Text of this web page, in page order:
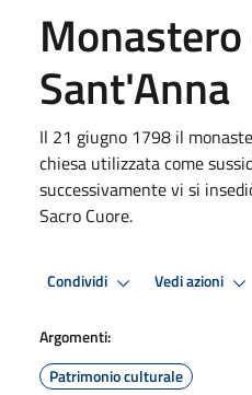
Monastero
Sant'Anna
Il 21 giugno 1798 il
chiesa utilizzata come
successivamente vi si
Sacro Cuore.
Condividi Vedi azioni
Argomenti:
Patrimonio culturale